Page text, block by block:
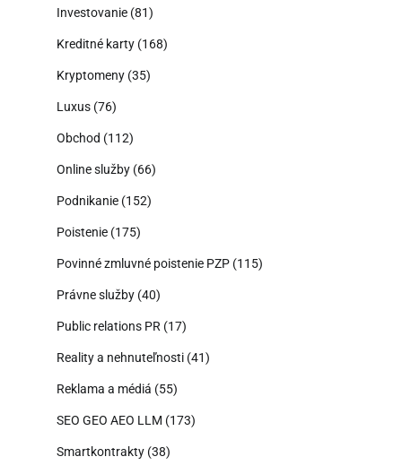
Investovanie (81)
Kreditné karty (168)
Kryptomeny (35)
Luxus (76)
Obchod (112)
Online služby (66)
Podnikanie (152)
Poistenie (175)
Povinné zmluvné poistenie PZP (115)
Právne služby (40)
Public relations PR (17)
Reality a nehnuteľnosti (41)
Reklama a médiá (55)
SEO GEO AEO LLM (173)
Smartkontrakty (38)